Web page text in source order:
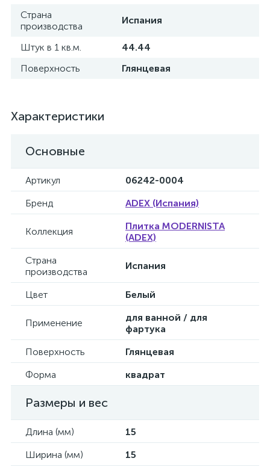
Страна
производства
Испания
Штук в 1 кв.м.
44.44
Поверхность
Глянцевая
Характеристики
Основные
Артикул
06242-0004
Бренд
ADEX (Испания)
Коллекция
Плитка MODERNISTA
(ADEX)
Страна
производства
Испания
Цвет Белый
Применение
для ванной / для
фартука
Поверхность
Глянцевая
Форма
квадрат
Размеры и вес
Длина (мм)
15
Ширина (мм)
15